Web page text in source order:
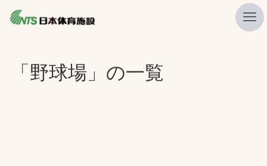
ニュース
「野球場」の一覧